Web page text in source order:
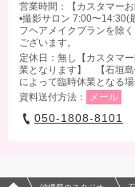
営業時間：【カスタマー
•撮影サロン 7:00〜
フヘアメイクプランを除
ございます。
定休日：無し【カスタマ
業となります】 【石垣島
によって臨時休業となる場
資料送付方法：
メール
050-1808-8101